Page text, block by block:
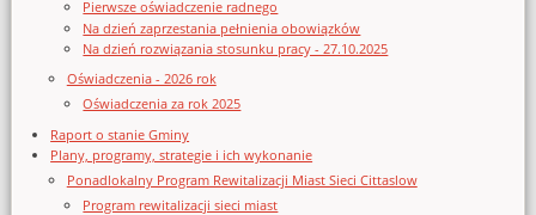
Pierwsze oświadczenie radnego
Na dzień zaprzestania pełnienia obowiązków
Na dzień rozwiązania stosunku pracy - 27.10.2025
Oświadczenia - 2026 rok
Oświadczenia za rok 2025
Raport o stanie Gminy
Plany, programy, strategie i ich wykonanie
Ponadlokalny Program Rewitalizacji Miast Sieci Cittaslow
Program rewitalizacji sieci miast